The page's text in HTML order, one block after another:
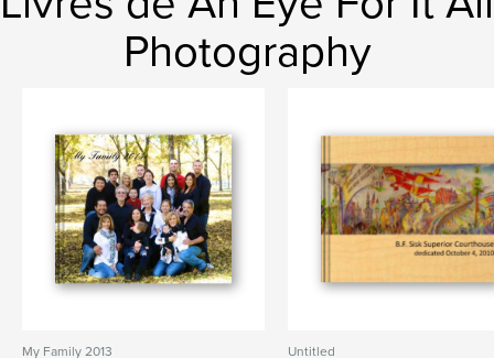
Photography
My Family 2013 Untitled